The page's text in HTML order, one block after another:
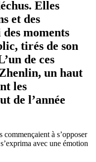
Elles
et des
moments
tirés de son
de ces
un haut
les
de l’année
commençaient à s’opposer
avec une émotion